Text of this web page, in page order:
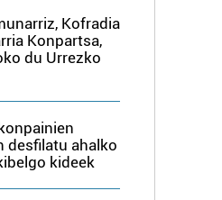
Kofradia
Konpartsa,
du Urrezko
desfilatu ahalko
kideek